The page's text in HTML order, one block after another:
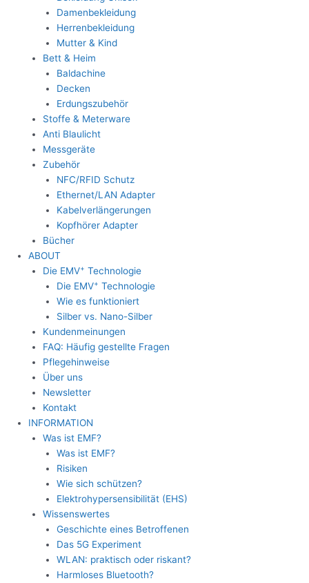
Damenbekleidung
Herrenbekleidung
Mutter & Kind
Bett & Heim
Baldachine
Decken
Erdungszubehör
Stoffe & Meterware
Anti Blaulicht
Messgeräte
Zubehör
NFC/RFID Schutz
Ethernet/LAN Adapter
Kabelverlängerungen
Kopfhörer Adapter
Bücher
ABOUT
Die EMV+ Technologie
Die EMV+ Technologie
Wie es funktioniert
Silber vs. Nano-Silber
Kundenmeinungen
FAQ: Häufig gestellte Fragen
Pflegehinweise
Über uns
Newsletter
Kontakt
INFORMATION
Was ist EMF?
Was ist EMF?
Risiken
Wie sich schützen?
Elektrohypersensibilität (EHS)
Wissenswertes
Geschichte eines Betroffenen
Das 5G Experiment
WLAN: praktisch oder riskant?
Harmloses Bluetooth?